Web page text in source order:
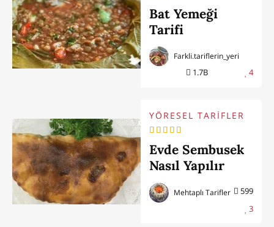
Bat Yemeği
Tarifi
1.7B 4
Farkli.tariflerin_yeri
YÖRESEL TARİFLER
Evde Sembusek
Nasıl Yapılır
599
3
Mehtaplı Tarifler